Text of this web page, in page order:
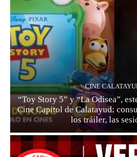
CINE
“Toy Story 5” y “La Odisea”,
Cine Capitol de Calatayud:
los tráiler, las